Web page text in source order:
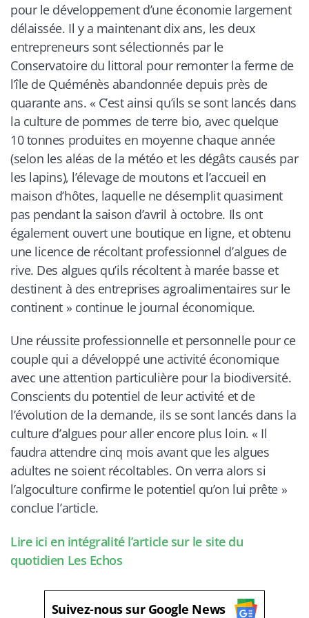
pour le développement d’une économie largement
délaissée. Il y a maintenant dix ans, les deux
entrepreneurs sont sélectionnés par le
Conservatoire du littoral pour remonter la ferme de
l’île de Quéménès abandonnée depuis près de
quarante ans. « C’est ainsi qu’ils se sont lancés dans
la culture de pommes de terre bio, avec quelque
10 tonnes produites en moyenne chaque année
(selon les aléas de la météo et les dégâts causés par
les lapins), l’élevage de moutons et l’accueil en
maison d’hôtes, laquelle ne désemplit quasiment
pas pendant la saison d’avril à octobre. Ils ont
également ouvert une boutique en ligne, et obtenu
une licence de récoltant professionnel d’algues de
rive. Des algues qu’ils récoltent à marée basse et
destinent à des entreprises agroalimentaires sur le
continent» continue le journal économique.
Une réussite professionnelle et personnelle pour ce
couple qui a développé une activité économique
avec une attention particulière pour la biodiversité.
Conscients du potentiel de leur activité et de
l’évolution de la demande, ils se sont lancés dans la
culture d’algues pour aller encore plus loin. « Il
faudra attendre cinq mois avant que les algues
adultes ne soient récoltables. On verra alors si
l’algoculture confirme le potentiel qu’on lui prête »
conclue l’article.
Lire ici en intégralité l’article sur le site du
quotidien Les Echos
Suivez-nous sur Google News